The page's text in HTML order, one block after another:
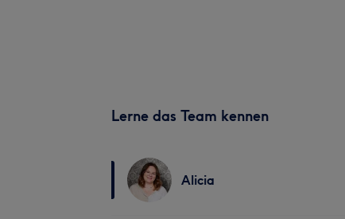
Lerne das Team kennen
Alicia